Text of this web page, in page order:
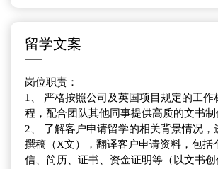
认真负责、积极主动、敬业、能够承受较
留学文案
岗位职责：
1、 严格按照公司及英国项目规定的工作
程，配合团队其他同事提供高质的文书制
2、 了解客户申请留学的相关背景情况，
撰稿（X文），翻译客户申请资料，包括
信、简历、证书、资金证明等（以文书创